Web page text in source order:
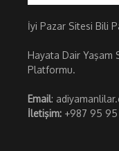
İyi Pazar Sitesi Bili
Hayata Dair Yaşam
Platformu.
Email:
İletişim: +987 95